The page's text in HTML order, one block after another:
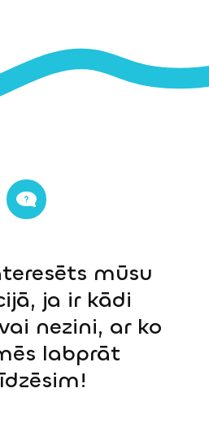
mūsu
ja ir kādi
nezini, ar ko
labprāt